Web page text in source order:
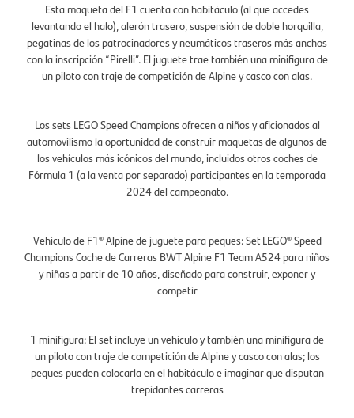
Esta maqueta del F1 cuenta con habitáculo (al que accedes
levantando el halo), alerón trasero, suspensión de doble horquilla,
pegatinas de los patrocinadores y neumáticos traseros más anchos
con la inscripción “Pirelli”. El juguete trae también una minifigura de
un piloto con traje de competición de Alpine y casco con alas.
Los sets LEGO Speed Champions ofrecen a niños y aficionados al
automovilismo la oportunidad de construir maquetas de algunos de
los vehículos más icónicos del mundo, incluidos otros coches de
Fórmula 1 (a la venta por separado) participantes en la temporada
2024 del campeonato.
Vehículo de F1® Alpine de juguete para peques: Set LEGO® Speed
Champions Coche de Carreras BWT Alpine F1 Team A524 para niños
y niñas a partir de 10 años, diseñado para construir, exponer y
competir
1 minifigura: El set incluye un vehículo y también una minifigura de
un piloto con traje de competición de Alpine y casco con alas; los
peques pueden colocarla en el habitáculo e imaginar que disputan
trepidantes carreras